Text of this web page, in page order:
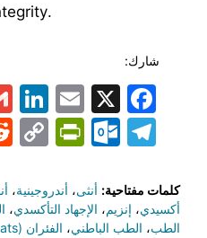
شارك:
X
Telegram
كلمات مفتاحية: أنثى، أندروجينية،
أكسيدي، إنزيم، الإجهاد التأكسدي،
الطب، الطب الباطني، الفئران (Rats)